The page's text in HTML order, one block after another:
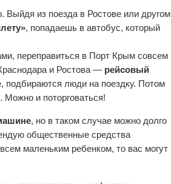
Выйдя из поезда в Ростове или другом
, попадаешь в автобус, который
переправиться в Порт Крым совсем
и Ростова — рейсовый
подбираются люди на поездку. Потом
Можно и поторговаться!
, но в таком случае можно долго
общественные средства
маленьким ребенком, то вас могут